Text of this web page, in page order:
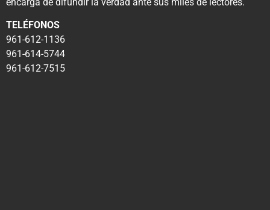
TELÉFONOS
961-612-1136
961-614-5744
961-612-7515